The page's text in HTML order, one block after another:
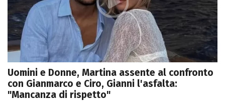
Uomini e Donne, Martina assente al confronto
con Gianmarco e Ciro, Gianni l'asfalta:
"Mancanza di rispetto"